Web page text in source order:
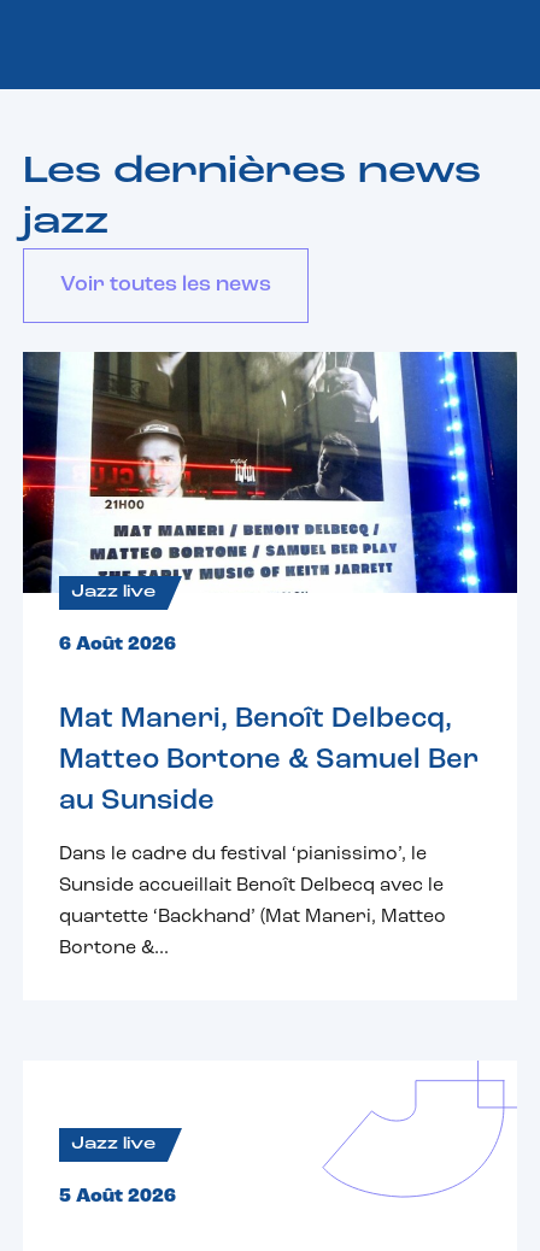
Les dernières news
jazz
Voir toutes les news
Jazz live
6 Août 2026
Mat Maneri, Benoît Delbecq,
Matteo Bortone & Samuel Ber
au Sunside
Dans le cadre du festival ‘pianissimo’, le
Sunside accueillait Benoît Delbecq avec le
quartette ‘Backhand’ (Mat Maneri, Matteo
Bortone &...
Jazz live
5 Août 2026